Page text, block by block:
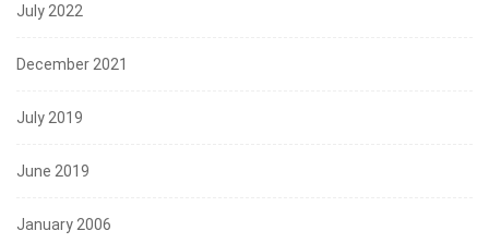
July 2022
December 2021
July 2019
June 2019
January 2006